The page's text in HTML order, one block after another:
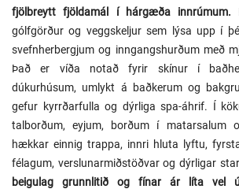
fjölbreytt fjöldamál í hárgæða innrúmum.
gólfgörður og veggskeljur sem lýsa upp í
svefnherbergjum og inngangshurðum með
Það er víða notað fyrir skínur í
dúkurhúsum, umlykt á baðkerum og
gefur kyrrðarfulla og dýrliga spa-áhrif. Í
talborðum, eyjum, borðum í matarsalum
hækkar einnig trappa, innri hluta lyftu,
félagum, verslunarmiðstöðvar og dýrligar
beigulag grunnlitið og fínar ár líta vel